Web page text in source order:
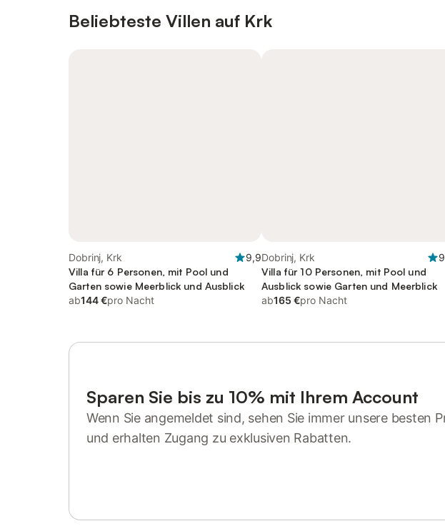
Beliebteste Villen auf Krk
Dobrinj, Krk
9,9
Villa für 6 Personen, mit Pool und
Garten sowie Meerblick und Ausblick
ab144 €pro Nacht
Dobrinj, Krk
Villa für 10 Personen, mit Pool und
Ausblick sowie Garten und Meerblick
ab165 €pro Nacht
Sparen Sie bis zu 10% mit Ihrem Account
Wenn Sie angemeldet sind, sehen Sie immer unsere besten
und erhalten Zugang zu exklusiven Rabatten.